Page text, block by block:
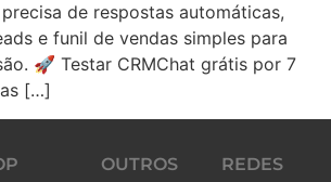
de respostas automáticas,
e funil de vendas simples para
🚀 Testar CRMChat grátis por 7
[…]
OUTROS
REDES